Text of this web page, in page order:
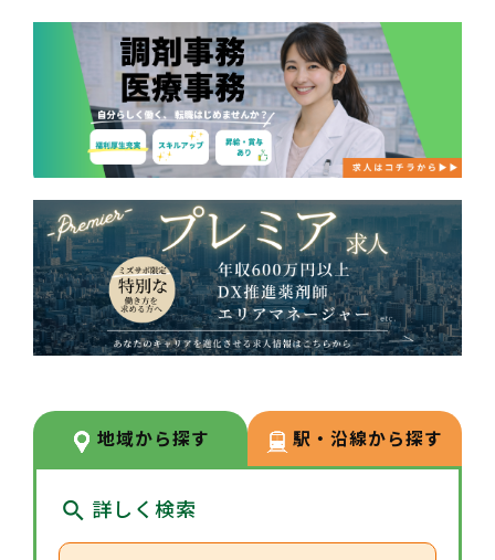
地域から探す 駅・沿線から探す
詳しく検索